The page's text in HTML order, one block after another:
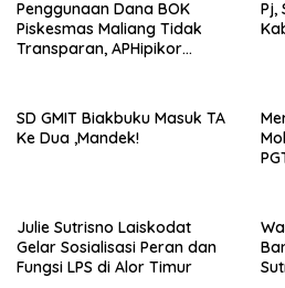
Penggunaan Dana BOK
Piskesmas Maliang Tidak
Transparan, APHipikor
Pj,
SD GMIT Biakbuku Masuk TA
Ke Dua ,Mandek!
Julie Sutrisno Laiskodat
Gelar Sosialisasi Peran dan
Fungsi LPS di Alor Timur